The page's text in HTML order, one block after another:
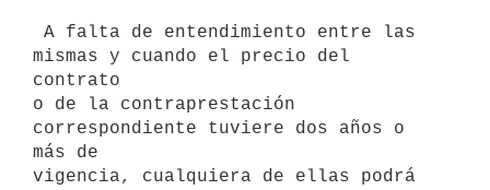
mismas y cuando el precio del
contrato
o de la contraprestación
correspondiente tuviere dos años o
más de
vigencia, cualquiera de ellas podrá